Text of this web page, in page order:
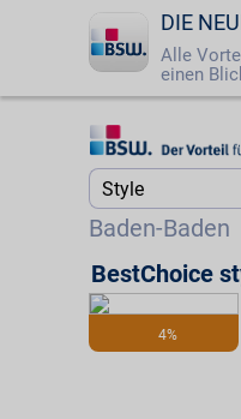
DIE
Alle
einen
Startseite
Jetzt BSW-Mitglied
☎ 0800 - 279 25 82
Baden-Baden
Startseite
4%